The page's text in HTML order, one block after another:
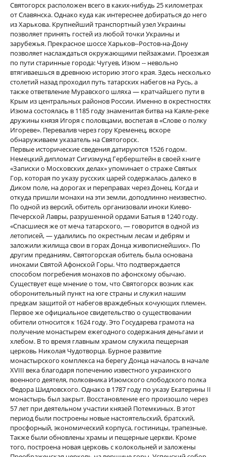
Святогорск расположен всего в каких-нибудь 25 километрах
от Славянска. Однако куда как интереснее добираться до него
из Харькова. Крупнейший транспортный узел Украины
позволяет принять гостей из любой точки Украины и
зарубежья. Прекрасное шоссе Харьков--Ростов-на-Дону
позволяет наслаждаться окружающими пейзажами. Проезжая
по пути старинные города: Чугуев, Изюм -- невольно
втягиваешься в древнюю историю этого края. Здесь несколько
столетий назад проходил путь татарских набегов на Русь, а
также ответвление Муравского шляха — кратчайшего пути в
Крым из центральных районов России. Именно в окрестностях
Изюма состоялась в 1185 году знаменитая битва на Каяле-реке
дружины князя Игоря с половцами, воспетая в «Слове о полку
Игореве». Перевалив через гору Кременец, вскоре
обнаруживаем указатель на Святогорск.
Первые исторические сведения датируются 1526 годом.
Немецкий дипломат Сигизмунд Герберштейн в своей книге
«Записки о Московских делах» упоминает о страже Святых
Гор, которая по указу русских царей содержалась далеко в
Диком поле, на дорогах и переправах через Донец. Когда и
откуда пришли монахи на эти земли, доподлинно неизвестно.
По одной из версий, обитель организовали иноки Киево-
Печерской Лавры, разрушенной ордами Батыя в 1240 году.
«Спасшиеся же от меча татарского, — говорится в одной из
летописей, — удалились по окрестным лесам и дебрям и
заложили жилища свои в горах Донца живописнейших». По
другим преданиям, Святогорская обитель была основана
иноками Святой Афонской Горы. Что подтверждается
способом погребения монахов по афонскому обычаю.
Существует еще мнение о том, что Святогорск возник как
оборонительный пункт на юге страны и служил нашим
предкам защитой от набегов враждебных кочующих племен.
Первое же официальное свидетельство о существовании
обители относится к 1624 году. Это Государева грамота на
получение монастырем ежегодного содержания деньгами и
хлебом. В то время главным храмом служила пещерная
церковь Николая Чудотворца. Бурное развитие
монастырского комплекса на берегу Донца началось в начале
XVIII века благодаря попечению известного украинского
военного деятеля, полковника Изюмского слободского полка
Федора Шидловского. Однако в 1787 году по указу Екатерины II
монастырь был закрыт. Восстановление его произошло через
57 лет при деятельном участии князей Потемкиных. В этот
период были построены новые настоятельский, братский,
просфорный, экономический корпуса, гостиницы, трапезные.
Также были обновлены храмы и пещерные церкви. Кроме
того, построена новая церковь с колокольней и заложены